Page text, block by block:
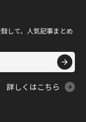
して、人気記事まとめ
詳しくはこちら